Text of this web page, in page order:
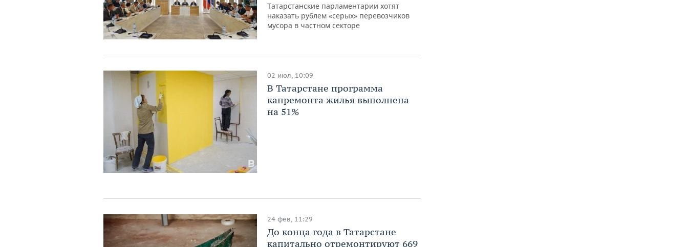
Татарстанские парламентарии хотят
наказать рублем «серых» перевозчиков
мусора в частном секторе
02 июл, 10:09
В Татарстане программа
капремонта жилья выполнена
на 51%
24 фев, 11:29
До конца года в Татарстане
капитально отремонтируют 669